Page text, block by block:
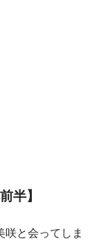
半】
咲と会ってしま